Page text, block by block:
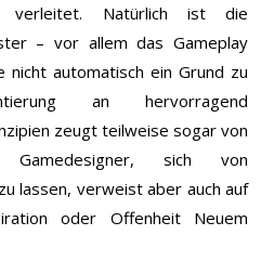
verleitet. Natürlich ist die
– vor allem das Gameplay
automatisch ein Grund zu
an hervorragend
zeugt teilweise sogar von
sich von
lassen, verweist aber auch auf
oder Offenheit Neuem